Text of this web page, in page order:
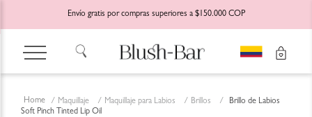
Envío gratis por compras superiores a $150.000 COP
Maquillaje Maquillaje para Labios Brillos
Brillo de Labios
Soft Pinch Tinted Lip Oil